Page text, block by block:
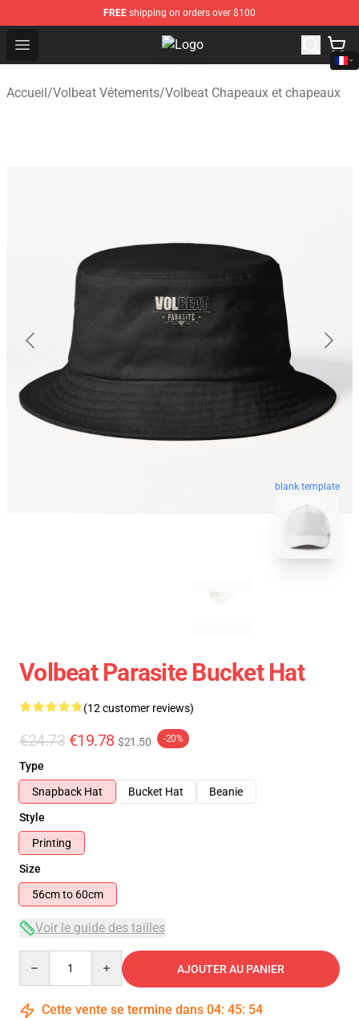
FREE shipping on orders over $100
Open menu Volbeat Shop - Official Volbeat
Accueil/Volbeat Vêtements/Volbeat Chapeaux et chapeaux
blank template
Volbeat Parasite Bucket Hat
(12 customer reviews)
€24.73 €19.78 $21.50 -20%
Type
Snapback Hat
Bucket Hat
Beanie
Style
Printing
Size
56cm to 60cm
Voir le guide des tailles
AJOUTER AU PANIER
Cette vente se termine dans 04: 45: 53